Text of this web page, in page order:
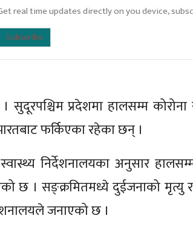
real time updates directly on you device,
Subscribe
सुदूरपश्चिम प्रदेशमा हालसम्म
फर्किएका रहेका छन् ।
निर्देशनालयका अनुसार
छ । सङ्क्रमितमध्ये दुईजनाको
जनाएको छ ।